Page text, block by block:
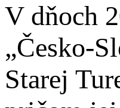
V dňoch
„Česko-
Starej